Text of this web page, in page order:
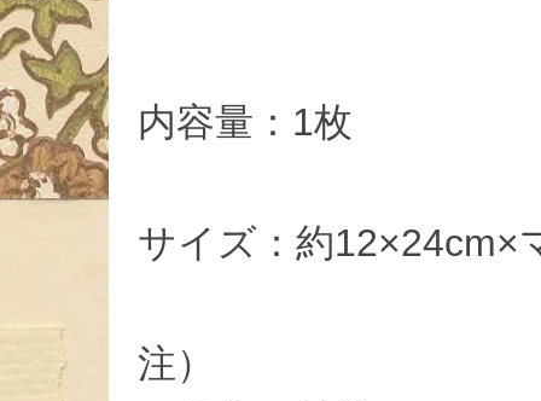
内容量：1枚
サイズ：約12×24cm×
注）